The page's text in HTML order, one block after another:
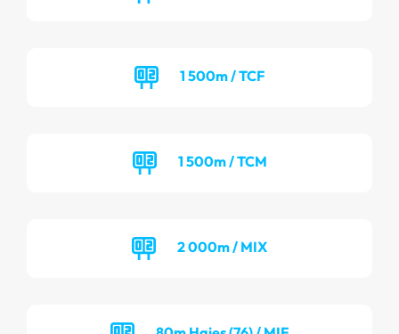
1 500m / TCF
1 500m / TCM
2 000m / MIX